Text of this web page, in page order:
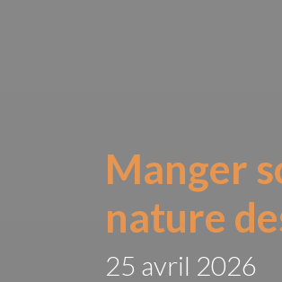
Manger
nature
25 avril 2026